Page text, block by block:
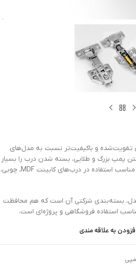
نسخه‌ای تقویت‌شده و باکیفیت‌تر نسبت به مدل‌های
پمپ بزرگ و طلایی، بسته شدن درب را بسیار
نرم و بی‌صدا انجام می‌دهد و مناسب استفاده در درب‌های کابینت MDF، چوبی،
بسته‌بندی شرکتی آن است که هم محافظت
استفاده فروشگاهی و پروژه‌ای است.
به علاقه مندی